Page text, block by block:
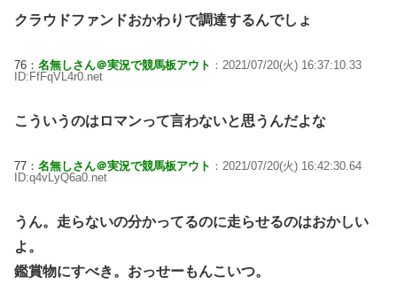
クラウドファンドおかわりで調達するんでしょ
76： 名無しさん＠実況で競馬板アウト ：2021/07/20(火) 16:37:10.33
ID:FfFqVL4r0.net
こういうのはロマンって言わないと思うんだよな
77： 名無しさん＠実況で競馬板アウト ：2021/07/20(火) 16:42:30.64
ID:q4vLyQ6a0.net
うん。走らないの分かってるのに走らせるのはおかしい
よ。
鑑賞物にすべき。おっせーもんこいつ。